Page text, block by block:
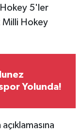
5'ler
Milli Hokey
Yolunda!